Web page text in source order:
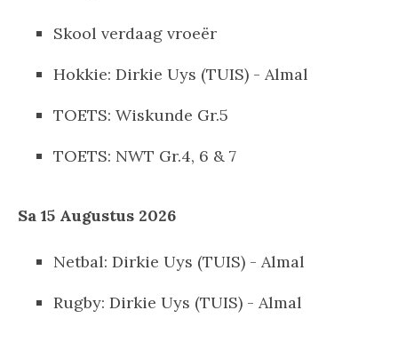
Skool verdaag vroeër
Hokkie: Dirkie Uys (TUIS) - Almal
TOETS: Wiskunde Gr.5
TOETS: NWT Gr.4, 6 & 7
Sa 15 Augustus 2026
Netbal: Dirkie Uys (TUIS) - Almal
Rugby: Dirkie Uys (TUIS) - Almal